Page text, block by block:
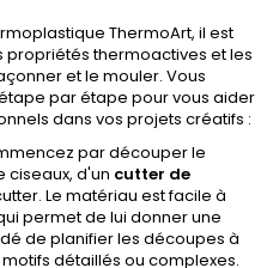
ThermoArt, il est
thermoactives et les
et le mouler. Vous
par étape pour vous aider
dans vos projets créatifs :
par découper le
ciseaux, d'un cutter de
Le matériau est facile à
permet de lui donner une
de planifier les découpes à
détaillés ou complexes.